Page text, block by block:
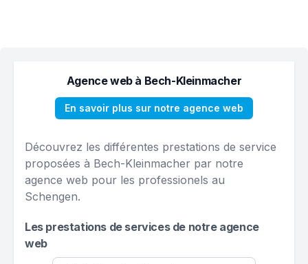
Agence web à Bech-Kleinmacher
En savoir plus sur notre agence web
Découvrez les différentes prestations de service
proposées à Bech-Kleinmacher par notre
agence web pour les professionels au
Schengen.
Les prestations de services de notre agence
web